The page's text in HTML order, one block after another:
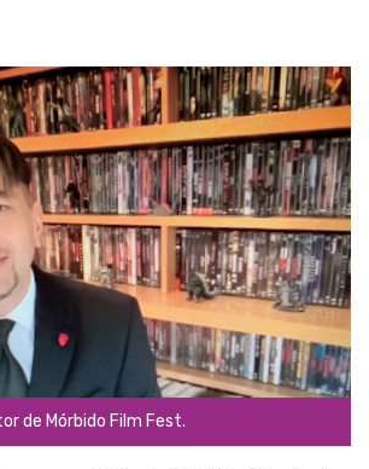
de Mórbido Film Fest.